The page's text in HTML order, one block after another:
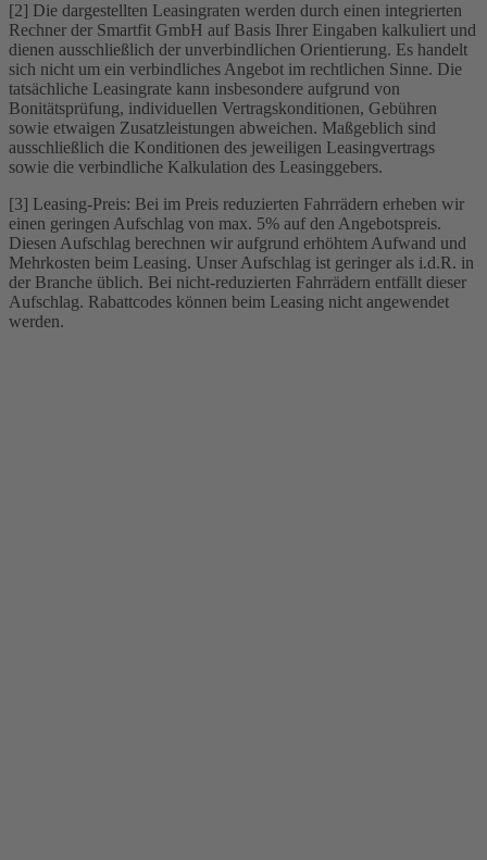
[2] Die dargestellten Leasingraten werden durch einen integrierten
Rechner der Smartfit GmbH auf Basis Ihrer Eingaben kalkuliert und
dienen ausschließlich der unverbindlichen Orientierung. Es handelt
sich nicht um ein verbindliches Angebot im rechtlichen Sinne. Die
tatsächliche Leasingrate kann insbesondere aufgrund von
Bonitätsprüfung, individuellen Vertragskonditionen, Gebühren
sowie etwaigen Zusatzleistungen abweichen. Maßgeblich sind
ausschließlich die Konditionen des jeweiligen Leasingvertrags
sowie die verbindliche Kalkulation des Leasinggebers.
[3] Leasing-Preis: Bei im Preis reduzierten Fahrrädern erheben wir
einen geringen Aufschlag von max. 5% auf den Angebotspreis.
Diesen Aufschlag berechnen wir aufgrund erhöhtem Aufwand und
Mehrkosten beim Leasing. Unser Aufschlag ist geringer als i.d.R. in
der Branche üblich. Bei nicht-reduzierten Fahrrädern entfällt dieser
Aufschlag. Rabattcodes können beim Leasing nicht angewendet
werden.